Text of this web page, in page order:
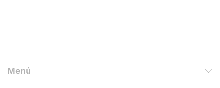
Menú